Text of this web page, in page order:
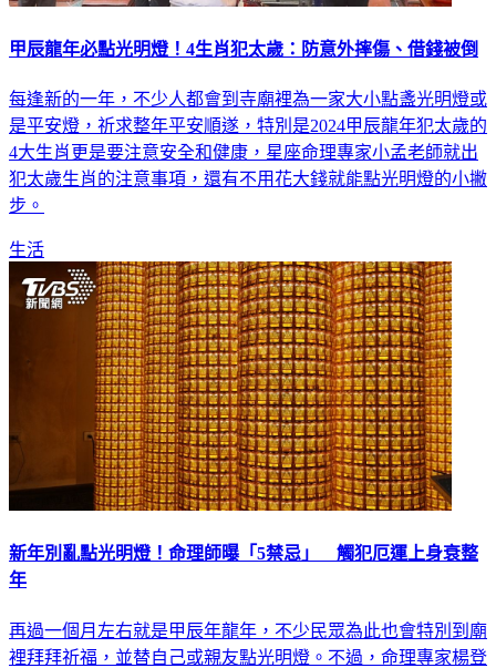
甲辰龍年必點光明燈！4生肖犯太歲：防意外摔傷、借錢被倒
每逢新的一年，不少人都會到寺廟裡為一家大小點盞光明燈或
是平安燈，祈求整年平安順遂，特別是2024甲辰龍年犯太歲的
4大生肖更是要注意安全和健康，星座命理專家小孟老師就出
犯太歲生肖的注意事項，還有不用花大錢就能點光明燈的小撇
步。
生活
新年別亂點光明燈！命理師曝「5禁忌」 觸犯厄運上身衰整
年
再過一個月左右就是甲辰年龍年，不少民眾為此也會特別到廟
裡拜拜祈福，並替自己或親友點光明燈。不過，命理專家楊登